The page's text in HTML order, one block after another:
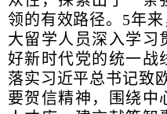
领的有效路径。5年
大留学人员深入学习
好新时代党的统一战
落实习近平总书记致
要贺信精神，围绕中